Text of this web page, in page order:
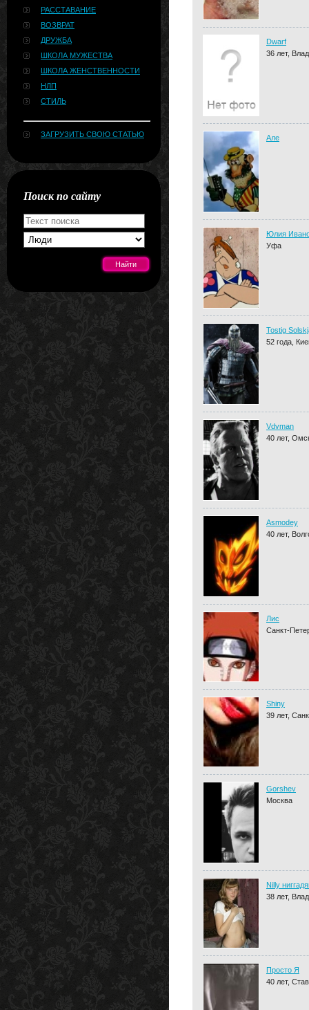
РАССТАВАНИЕ
ВОЗВРАТ
ДРУЖБА
ШКОЛА МУЖЕСТВА
ШКОЛА ЖЕНСТВЕННОСТИ
НЛП
СТИЛЬ
ЗАГРУЗИТЬ СВОЮ СТАТЬЮ
Поиск по сайту
Dwarf
36 лет,
Але
Юлия
Уфа
Tostig
52 года,
Vdvman
40 лет,
Asmodey
40 лет,
Лис
Санкт-
Shiny
39 лет,
Gorshev
Москва
Nilly
38 лет,
Просто Я
40 лет,